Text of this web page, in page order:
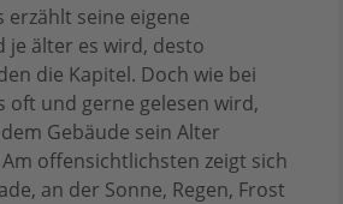
erzählt seine eigene
je älter es wird, desto
die Kapitel. Doch wie bei
oft und gerne gelesen wird,
Gebäude sein Alter
offensichtlichsten zeigt sich
an der Sonne, Regen, Frost